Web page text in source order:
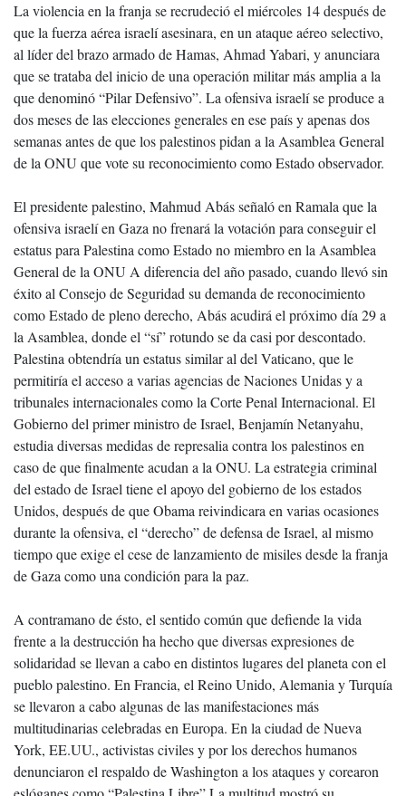
La violencia en la franja se recrudeció el miércoles 14 después de
que la fuerza aérea israelí asesinara, en un ataque aéreo selectivo,
al líder del brazo armado de Hamas, Ahmad Yabari, y anunciara
que se trataba del inicio de una operación militar más amplia a la
que denominó “Pilar Defensivo”. La ofensiva israelí se produce a
dos meses de las elecciones generales en ese país y apenas dos
semanas antes de que los palestinos pidan a la Asamblea General
de la ONU que vote su reconocimiento como Estado observador.
El presidente palestino, Mahmud Abás señaló en Ramala que la
ofensiva israelí en Gaza no frenará la votación para conseguir el
estatus para Palestina como Estado no miembro en la Asamblea
General de la ONU A diferencia del año pasado, cuando llevó sin
éxito al Consejo de Seguridad su demanda de reconocimiento
como Estado de pleno derecho, Abás acudirá el próximo día 29 a
la Asamblea, donde el “sí” rotundo se da casi por descontado.
Palestina obtendría un estatus similar al del Vaticano, que le
permitiría el acceso a varias agencias de Naciones Unidas y a
tribunales internacionales como la Corte Penal Internacional. El
Gobierno del primer ministro de Israel, Benjamín Netanyahu,
estudia diversas medidas de represalia contra los palestinos en
caso de que finalmente acudan a la ONU. La estrategia criminal
del estado de Israel tiene el apoyo del gobierno de los estados
Unidos, después de que Obama reivindicara en varias ocasiones
durante la ofensiva, el “derecho” de defensa de Israel, al mismo
tiempo que exige el cese de lanzamiento de misiles desde la franja
de Gaza como una condición para la paz.
A contramano de ésto, el sentido común que defiende la vida
frente a la destrucción ha hecho que diversas expresiones de
solidaridad se llevan a cabo en distintos lugares del planeta con el
pueblo palestino. En Francia, el Reino Unido, Alemania y Turquía
se llevaron a cabo algunas de las manifestaciones más
multitudinarias celebradas en Europa. En la ciudad de Nueva
York, EE.UU., activistas civiles y por los derechos humanos
denunciaron el respaldo de Washington a los ataques y corearon